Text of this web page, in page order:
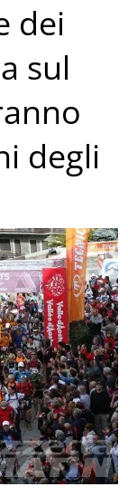
dei
sul
degli